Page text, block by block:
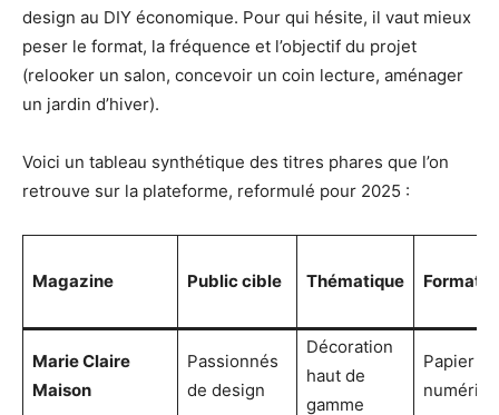
design au DIY économique. Pour qui hésite, il vaut mieux
peser le format, la fréquence et l’objectif du projet
(relooker un salon, concevoir un coin lecture, aménager
un jardin d’hiver).
Voici un tableau synthétique des titres phares que l’on
retrouve sur la plateforme, reformulé pour 2025 :
Magazine Public cible Thématique Format
Marie Claire
Maison
Passionnés
de design
Décoration
haut de
gamme
Papier &